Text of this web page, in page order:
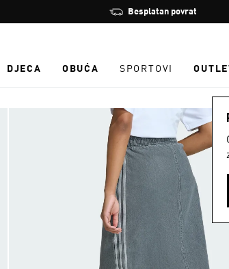
Zaustavi
rotaciju
Besplatan povrat
DJECA OBUĆA SPORTOVI